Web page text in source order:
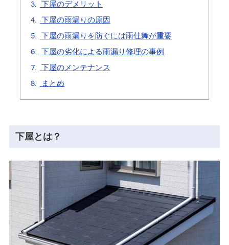
3. 下屋のデメリット
4. 下屋の雨漏りの原因
5. 下屋の雨漏りを防ぐには雨仕舞が重要
6. 下屋の劣化による雨漏り修理の事例
7. 下屋のメンテナンス
8. まとめ
下屋とは？